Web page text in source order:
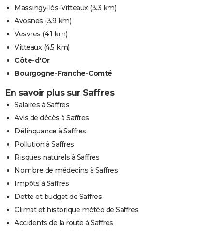
Massingy-lès-Vitteaux(3.3 km)
Avosnes (3.9 km)
Vesvres (4.1 km)
Vitteaux(4.5 km)
Côte-d'Or
Bourgogne-Franche-Comté
En savoir plus sur Saffres
Salaires à Saffres
Avis de décès à Saffres
Délinquance à Saffres
Pollution à Saffres
Risques naturels à Saffres
Nombre de médecins à Saffres
Impôts à Saffres
Dette et budget de Saffres
Climat et historique météo de Saffres
Accidents de la route à Saffres